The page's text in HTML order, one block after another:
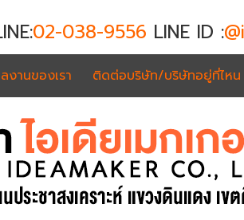
02-038-9556 LINE ID :
งานของเรา ติดต่อบริษัท/บริษัทอยู่ที่ไหน